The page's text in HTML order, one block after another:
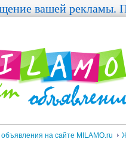
на сайте MILAMO.ru
вашей рекламы.